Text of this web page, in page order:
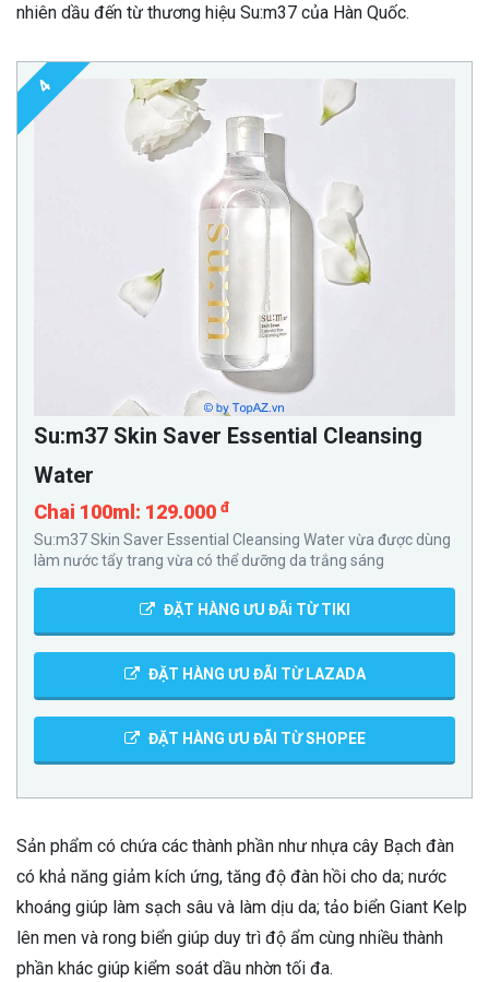
nhiên dầu đến từ thương hiệu Su:m37 của Hàn Quốc.
4
Su:m37 Skin Saver Essential Cleansing
Water
Chai 100ml: 129.000 đ
Su:m37 Skin Saver Essential Cleansing Water vừa được dùng
làm nước tẩy trang vừa có thể dưỡng da trắng sáng
ĐẶT HÀNG ƯU ĐÃi TỪ TIKI
ĐẶT HÀNG ƯU ĐÃI TỪ LAZADA
ĐẶT HÀNG ƯU ĐÃI TỪ SHOPEE
Sản phẩm có chứa các thành phần như nhựa cây Bạch đàn
có khả năng giảm kích ứng, tăng độ đàn hồi cho da; nước
khoáng giúp làm sạch sâu và làm dịu da; tảo biển Giant Kelp
lên men và rong biển giúp duy trì độ ẩm cùng nhiều thành
phần khác giúp kiểm soát dầu nhờn tối đa.